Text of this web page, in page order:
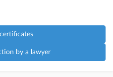
by a lawyer